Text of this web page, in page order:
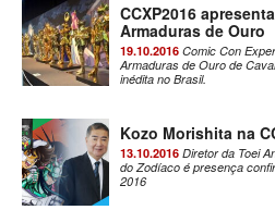
CCXP2016
Armaduras de Ouro
19.10.2016 Comic Con
Armaduras de Ouro de
inédita no Brasil.
Kozo Morishita na
13.10.2016 Diretor da Toei
do Zodíaco é presença
2016